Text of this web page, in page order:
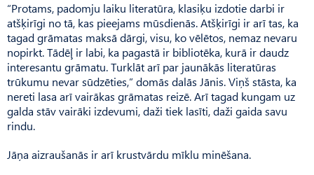
“Protams, padomju laiku literatūra, klasiķu izdotie darbi ir
atšķirīgi no tā, kas pieejams mūsdienās. Atšķirīgi ir arī tas, ka
tagad grāmatas maksā dārgi, visu, ko vēlētos, nemaz nevaru
nopirkt. Tādēļ ir labi, ka pagastā ir bibliotēka, kurā ir daudz
interesantu grāmatu. Turklāt arī par jaunākās literatūras
trūkumu nevar sūdzēties,” domās dalās Jānis. Viņš stāsta, ka
nereti lasa arī vairākas grāmatas reizē. Arī tagad kungam uz
galda stāv vairāki izdevumi, daži tiek lasīti, daži gaida savu
rindu.
Jāņa aizraušanās ir arī krustvārdu mīklu minēšana.